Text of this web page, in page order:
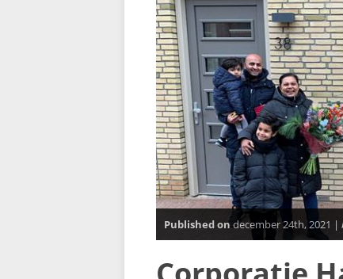
Published on december 24th, 2021 |